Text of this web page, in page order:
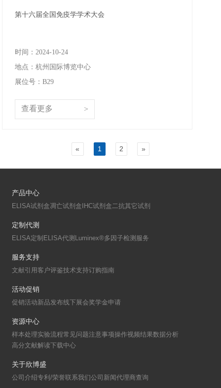
第十六届全国免疫学学术大会
时间：2024-10-24
地点：杭州国际博览中心
展位号：B29
查看更多 >
« 1 2 »
产品中心
ELISA试剂盒凋亡试剂盒IHC试剂盒 二抗其它试剂
定制代测
ELISA定制ELISA代测Luminex®多因子检测服务
服务支持
文献引用客户评鉴技术支持订购指南
活动促销
促销活动新品发布线下展会奖学金申请
资源中心
样本处理实验流程常见问题注意事项操作视频结果数据分析
高分文献解读下载中心
关于欣博盛
公司介绍专利/荣誉联系我们公司新闻代理商查询